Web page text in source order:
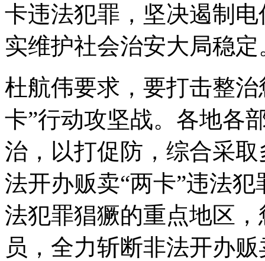
卡违法犯罪，坚决遏制
实维护社会治安大局稳定
杜航伟要求，要打击整
卡”行动攻坚战。各地各
治，以打促防，综合采
法开办贩卖“两卡”违法
法犯罪猖獗的重点地区
员，全力斩断非法开办